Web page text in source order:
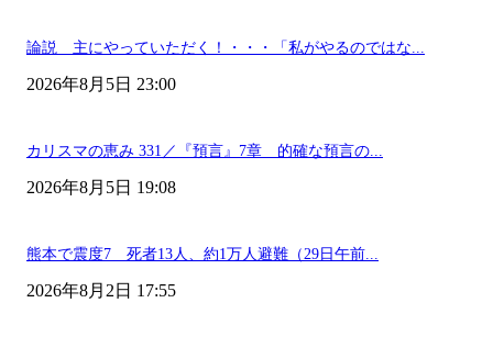
論説 主にやっていただく！・・・「私がやるのではな...
2026年8月5日 23:00
カリスマの恵み 331／『預言』7章 的確な預言の...
2026年8月5日 19:08
熊本で震度7 死者13人、約1万人避難（29日午前...
2026年8月2日 17:55